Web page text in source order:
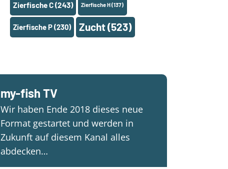
Zierfische C(243) Zierfische H(137)
Zierfische P(230) Zucht(523)
my-fish TV
Wir haben Ende 2018 dieses neue
Format gestartet und werden in
Zukunft auf diesem Kanal alles
abdecken…